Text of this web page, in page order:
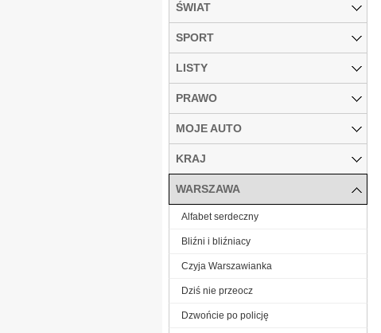
ŚWIAT
SPORT
LISTY
PRAWO
MOJE AUTO
KRAJ
WARSZAWA
Alfabet serdeczny
Bliźni i bliźniacy
Czyja Warszawianka
Dziś nie przeocz
Dzwońcie po policję